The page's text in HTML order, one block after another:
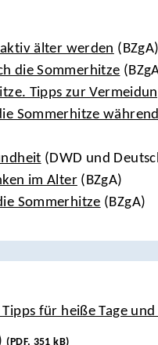
älter werden (BZgA)
die Sommerhitze
Tipps zur
Sommerhitze
(DWD und
im Alter(BZgA)
Sommerhitze (BZgA)
für heiße Tage
(PDF, 351 kB)